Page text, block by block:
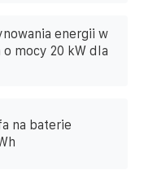
energii w
mocy 20 kW dla
na baterie